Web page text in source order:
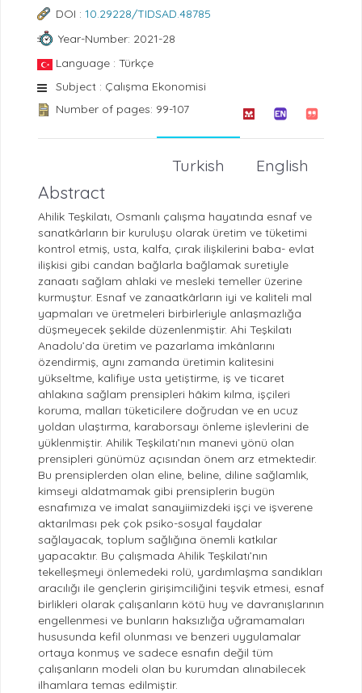
DOI : 10.29228/TIDSAD.48785
Year-Number: 2021-28
Language : Türkçe
Subject : Çalışma Ekonomisi
Number of pages: 99-107
English
Turkish
Abstract
Ahilik Teşkilatı, Osmanlı çalışma hayatında esnaf ve
sanatkârların bir kuruluşu olarak üretim ve tüketimi
kontrol etmiş, usta, kalfa, çırak ilişkilerini baba- evlat
ilişkisi gibi candan bağlarla bağlamak suretiyle
zanaatı sağlam ahlaki ve mesleki temeller üzerine
kurmuştur. Esnaf ve zanaatkârların iyi ve kaliteli mal
yapmaları ve üretmeleri birbirleriyle anlaşmazlığa
düşmeyecek şekilde düzenlenmiştir. Ahi Teşkilatı
Anadolu’da üretim ve pazarlama imkânlarını
özendirmiş, aynı zamanda üretimin kalitesini
yükseltme, kalifiye usta yetiştirme, iş ve ticaret
ahlakına sağlam prensipleri hâkim kılma, işçileri
koruma, malları tüketicilere doğrudan ve en ucuz
yoldan ulaştırma, karaborsayı önleme işlevlerini de
yüklenmiştir. Ahilik Teşkilatı’nın manevi yönü olan
prensipleri günümüz açısından önem arz etmektedir.
Bu prensiplerden olan eline, beline, diline sağlamlık,
kimseyi aldatmamak gibi prensiplerin bugün
esnafımıza ve imalat sanayiimizdeki işçi ve işverene
aktarılması pek çok psiko-sosyal faydalar
sağlayacak, toplum sağlığına önemli katkılar
yapacaktır. Bu çalışmada Ahilik Teşkilatı’nın
tekelleşmeyi önlemedeki rolü, yardımlaşma sandıkları
aracılığı ile gençlerin girişimciliğini teşvik etmesi, esnaf
birlikleri olarak çalışanların kötü huy ve davranışlarının
engellenmesi ve bunların haksızlığa uğramamaları
hususunda kefil olunması ve benzeri uygulamalar
ortaya konmuş ve sadece esnafın değil tüm
çalışanların modeli olan bu kurumdan alınabilecek
ilhamlara temas edilmiştir.